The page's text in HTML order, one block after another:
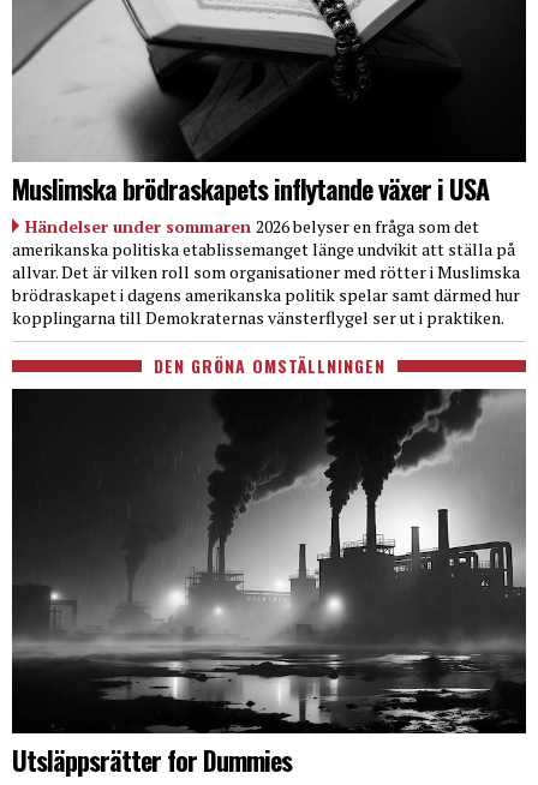
Muslimska brödraskapets inflytande växer i USA
Händelser under sommaren 2026 belyser en fråga som det
amerikanska politiska etablissemanget länge undvikit att ställa på
allvar. Det är vilken roll som organisationer med rötter i Muslimska
brödraskapet i dagens amerikanska politik spelar samt därmed hur
kopplingarna till Demokraternas vänsterflygel ser ut i praktiken.
DEN GRÖNA OMSTÄLLNINGEN
Utsläppsrätter for Dummies